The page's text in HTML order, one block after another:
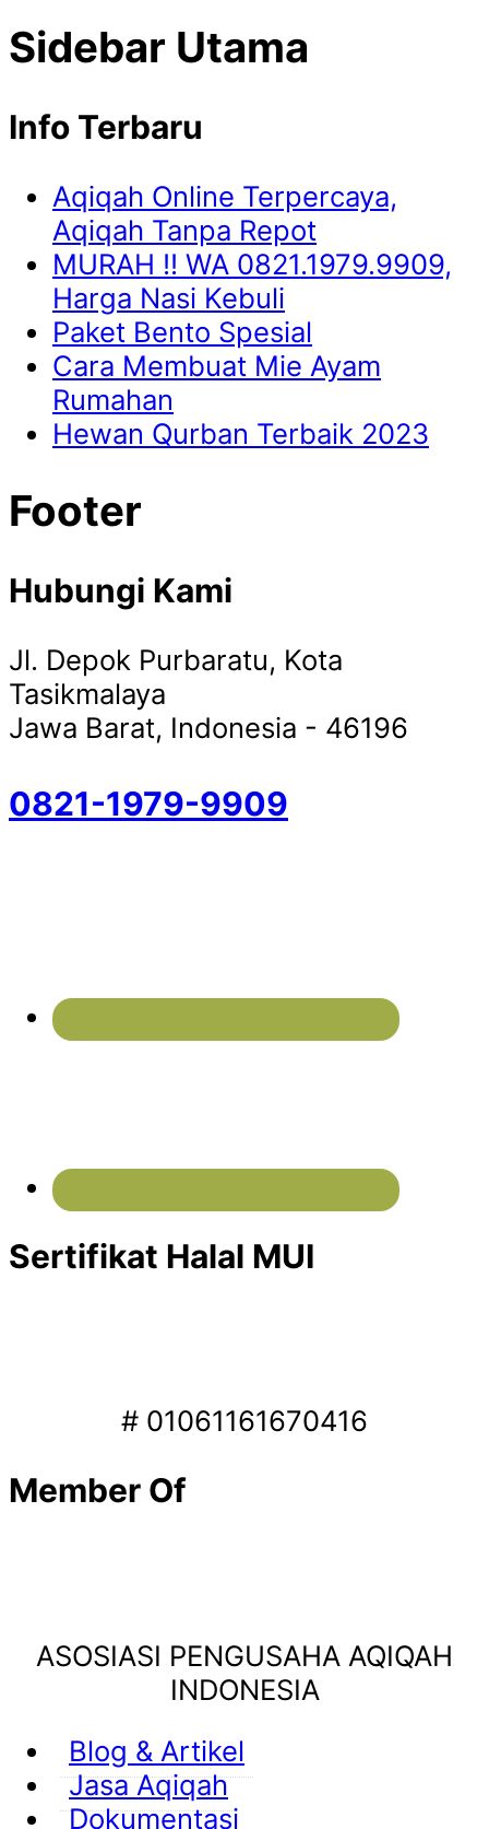
Sidebar Utama
Info Terbaru
Aqiqah Online Terpercaya,
Aqiqah Tanpa Repot
MURAH !! WA 0821.1979.9909,
Harga Nasi Kebuli
Paket Bento Spesial
Cara Membuat Mie Ayam
Rumahan
Hewan Qurban Terbaik 2023
Footer
Hubungi Kami
Jl. Depok Purbaratu, Kota
Tasikmalaya
Jawa Barat, Indonesia - 46196
0821-1979-9909
Sertifikat Halal MUI
# 01061161670416
Member Of
ASOSIASI PENGUSAHA AQIQAH
INDONESIA
Blog & Artikel
Jasa Aqiqah
Dokumentasi